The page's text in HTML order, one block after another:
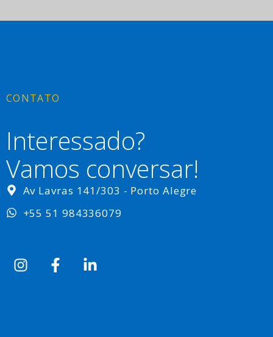
CONTATO
Interessado?
Vamos conversar!
Av Lavras 141/303 - Porto Alegre
+55 51 984336079